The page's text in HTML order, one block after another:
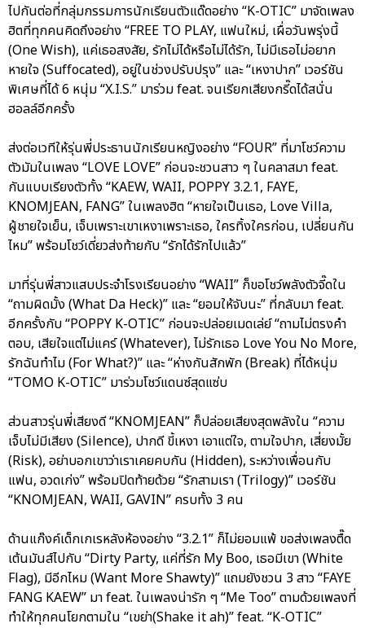
ไปกันต่อที่กลุ่มกรรมการนักเรียนตัวแด๊ดอย่าง “K-OTIC” มาจัดเพลง
ฮิตที่ทุกคนคิดถึงอย่าง “FREE TO PLAY, แฟนใหม่, เผื่อวันพรุ่งนี้
(One Wish), แค่เธอสงสัย, รักไม่ได้หรือไม่ได้รัก, ไม่มีเธอไม่อยาก
หายใจ (Suffocated), อยู่ในช่วงปรับปรุง” และ “เหงาปาก” เวอร์ชัน
พิเศษที่ได้ 6 หนุ่ม “X.I.S.” มาร่วม feat. จนเรียกเสียงกรี๊ดได้สนั่น
ฮอลล์อีกครั้ง
ส่งต่อเวทีให้รุ่นพี่ประธานนักเรียนหญิงอย่าง “FOUR” ที่มาโชว์ความ
ตัวมัมในเพลง “LOVE LOVE” ก่อนจะชวนสาว ๆ ในคลาสมา feat.
กันแบบเรียงตัวทั้ง “KAEW, WAII, POPPY 3.2.1, FAYE,
KNOMJEAN, FANG” ในเพลงฮิต “หายใจเป็นเธอ, Love Villa,
ผู้ชายใจเย็น, เจ็บเพราะเขาเหงาเพราะเธอ, ใครทิ้งใครก่อน, เปลี่ยนกัน
ไหม” พร้อมโชว์เดี่ยวส่งท้ายกับ “รักได้รักไปแล้ว”
มาที่รุ่นพี่สาวแสบประจำโรงเรียนอย่าง “WAII” ก็ขอโชว์พลังตัวจี๊ดใน
“ถามผิดมั้ง (What Da Heck)” และ “ยอมให้จับนะ” ที่กลับมา feat.
อีกครั้งกับ “POPPY K-OTIC” ก่อนจะปล่อยเมดเล่ย์ “ถามไม่ตรงคำ
ตอบ, เสียใจแต่ไม่แคร์ (Whatever), ไม่รักเธอ Love You No More,
รักฉันทำไม (For What?)” และ “ห่างกันสักพัก (Break) ที่ได้หนุ่ม
“TOMO K-OTIC” มาร่วมโชว์แดนซ์สุดแซ่บ
ส่วนสาวรุ่นพี่เสียงดี “KNOMJEAN” ก็ปล่อยเสียงสุดพลังใน “ความ
เจ็บไม่มีเสียง (Silence), ปากดี ขี้เหงา เอาแต่ใจ, ตามใจปาก, เสี่ยงมั้ย
(Risk), อย่าบอกเขาว่าเราเคยคบกัน (Hidden), ระหว่างเพื่อนกับ
แฟน, อวดเก่ง” พร้อมปิดท้ายด้วย “รักสามเรา (Trilogy)” เวอร์ชัน
“KNOMJEAN, WAII, GAVIN” ครบทั้ง 3 คน
ด้านแก๊งค์เด็กเกเรหลังห้องอย่าง “3.2.1” ก็ไม่ยอมแพ้ ขอส่งเพลงตื๊ด
เต้นมันส์ไปกับ “Dirty Party, แค่ที่รัก My Boo, เธอมีเขา (White
Flag), มีอีกไหม (Want More Shawty)” แถมยังชวน 3 สาว “FAYE
FANG KAEW” มา feat. ในเพลงน่ารัก ๆ “Me Too” ตามด้วยเพลงที่
ทำให้ทุกคนโยกตามใน “เขย่า(Shake it ah)” feat. “K-OTIC”